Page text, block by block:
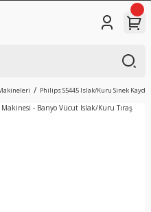
Philips S5445 Islak/Kuru Sinek